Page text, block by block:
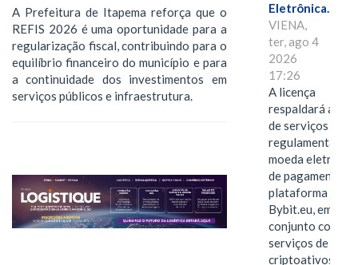
A Prefeitura de Itapema reforça que o
REFIS 2026 é uma oportunidade para a
regularização fiscal, contribuindo para o
equilíbrio financeiro do município e para
a continuidade dos investimentos em
serviços públicos e infraestrutura.
Eletrônica.
VIENA,
ter, ago 4
2026
17:26
A licença
respaldará a
de serviços
regulamentados
moeda
de pagamentos
plataforma
Bybit.eu, em
conjunto com os
serviços de